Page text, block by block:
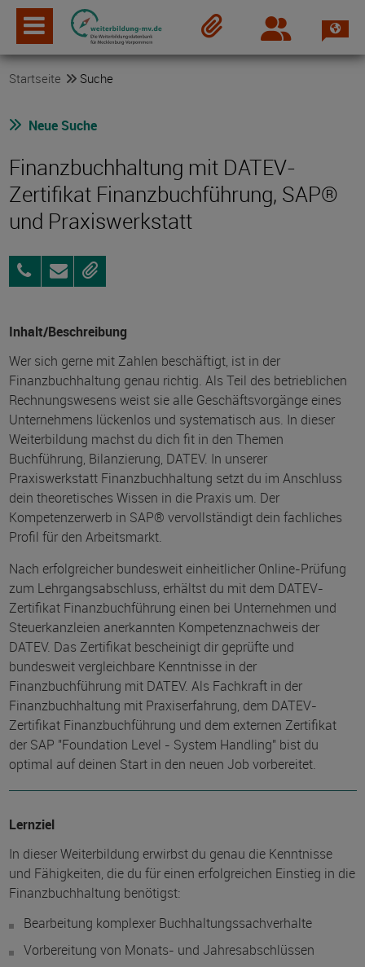
Login
Startseite Suche
Neue Suche
Finanzbuchhaltung mit DATEV-
Zertifikat Finanzbuchführung, SAP®
und Praxiswerkstatt
03871
4699990
AnfragenMerken
Inhalt/Beschreibung
Wer sich gerne mit Zahlen beschäftigt, ist in der
Finanzbuchhaltung genau richtig. Als Teil des betrieblichen
Rechnungswesens weist sie alle Geschäftsvorgänge eines
Unternehmens lückenlos und systematisch aus. In dieser
Weiterbildung machst du dich fit in den Themen
Buchführung, Bilanzierung, DATEV. In unserer
Praxiswerkstatt Finanzbuchhaltung setzt du im Anschluss
dein theoretisches Wissen in die Praxis um. Der
Kompetenzerwerb in SAP® vervollständigt dein fachliches
Profil für den Arbeitsmarkt.
Nach erfolgreicher bundesweit einheitlicher Online-Prüfung
zum Lehrgangsabschluss, erhältst du mit dem DATEV-
Zertifikat Finanzbuchführung einen bei Unternehmen und
Steuerkanzleien anerkannten Kompetenznachweis der
DATEV. Das Zertifikat bescheinigt dir geprüfte und
bundesweit vergleichbare Kenntnisse in der
Finanzbuchführung mit DATEV. Als Fachkraft in der
Finanzbuchhaltung mit Praxiserfahrung, dem DATEV-
Zertifikat Finanzbuchführung und dem externen Zertifikat
der SAP "Foundation Level - System Handling" bist du
optimal auf deinen Start in den neuen Job vorbereitet.
Lernziel
In dieser Weiterbildung erwirbst du genau die Kenntnisse
und Fähigkeiten, die du für einen erfolgreichen Einstieg in die
Finanzbuchhaltung benötigst:
Bearbeitung komplexer Buchhaltungssachverhalte
Vorbereitung von Monats- und Jahresabschlüssen